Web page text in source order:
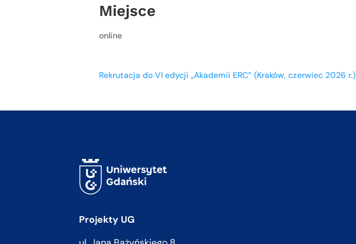
Miejsce
online
Rekrutacja do VI edycji „Akademii ERC” (Kraków, czerwiec 2026 r.)
Projekty UG